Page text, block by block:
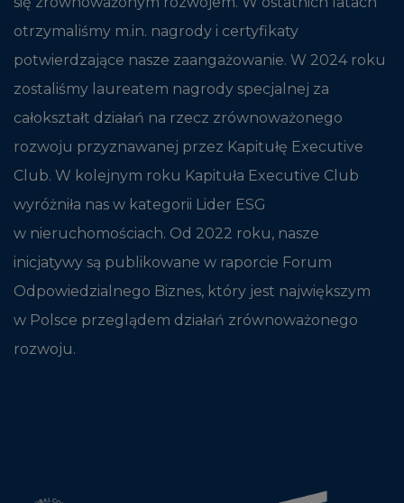
otrzymaliśmy m.in. nagrody i certyfikaty
potwierdzające nasze zaangażowanie. W 2024 roku
zostaliśmy laureatem nagrody specjalnej za
całokształt działań na rzecz zrównoważonego
rozwoju przyznawanej przez Kapitułę Executive
Club. W kolejnym roku Kapituła Executive Club
wyróżniła nas w kategorii Lider ESG
w nieruchomościach. Od 2022 roku, nasze
inicjatywy są publikowane w raporcie Forum
Odpowiedzialnego Biznes, który jest największym
w Polsce przeglądem działań zrównoważonego
rozwoju.